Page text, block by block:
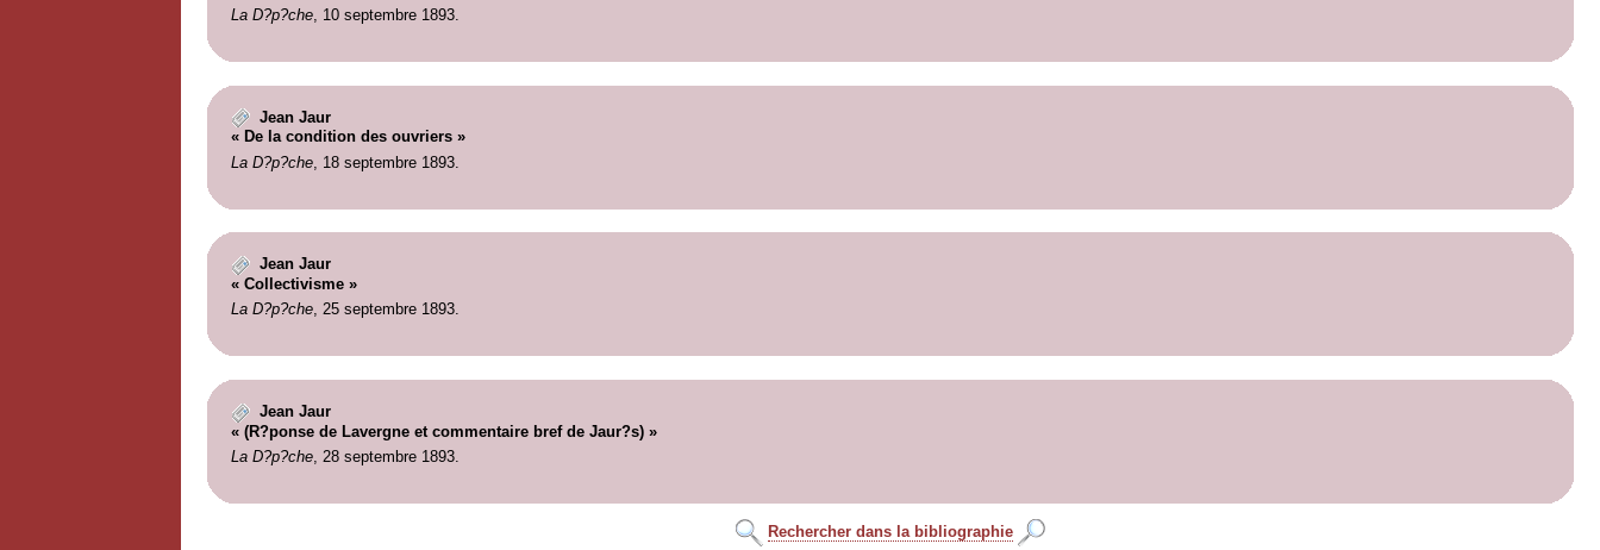
La D?p?che, 10 septembre 1893.
Jean Jaur
« De la condition des ouvriers »
La D?p?che, 18 septembre 1893.
Jean Jaur
« Collectivisme »
La D?p?che, 25 septembre 1893.
Jean Jaur
« (R?ponse de Lavergne et commentaire bref de Jaur?s) »
La D?p?che, 28 septembre 1893.
Rechercher dans la bibliographie